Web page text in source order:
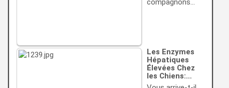
compagnons…
Les Enzymes
Hépatiques
Élevées Chez
les Chiens:…